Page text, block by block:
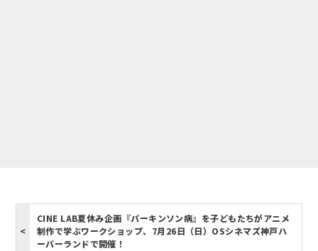
CINE LAB夏休み企画『パーキンソン病』を子どもたちがアニメ
制作で学ぶワークショップ、7月26日（日）OSシネマズ神戸ハ
ーバーランドで開催！